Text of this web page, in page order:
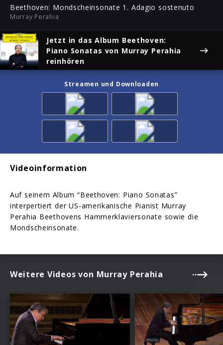
Beethoven: Mondscheinsonate 1. Adagio sostenuto
Murray Perahia
Jetzt in das Album Beethoven:
Piano Sonatas von Murray Perahia
reinhören
Streamen und Downloaden
Videoinformation
Auf seinem Album “Beethoven: Piano Sonatas”
interpertiert der US-amerikanische Pianist Murray
Perahia Beethovens Hammerklaviersonate sowie die
Mondscheinsonate.
Weitere Videos von Murray Perahia